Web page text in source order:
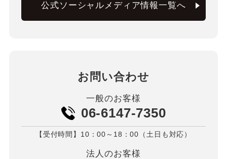
公式ソーシャルメディア情報一覧へ
お問い合わせ
一般のお客様
06-6147-7350
【受付時間】10：00～18：00（土日も対応）
法人のお客様